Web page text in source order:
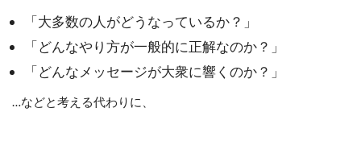
「大多数の人がどうなっているか？」
「どんなやり方が一般的に正解なのか？」
「どんなメッセージが大衆に響くのか？」
…などと考える代わりに、